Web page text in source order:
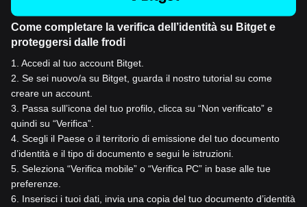
Come completare la verifica dell’identità su Bitget e
proteggersi dalle frodi
1
Accedi al tuo account Bitget.
2 Se sei nuovo/a su Bitget, guarda il nostro tutorial su come
creare un account.
3
Passa sull’icona del tuo profilo, clicca su “Non verificato” e
quindi su “Verifica”.
4 Scegli il Paese o il territorio di emissione del tuo documento
d’identità e il tipo di documento e segui le istruzioni.
5 Seleziona “Verifica mobile” o “Verifica PC” in base alle tue
preferenze.
6
Inserisci i tuoi dati, invia una copia del tuo documento d’identità